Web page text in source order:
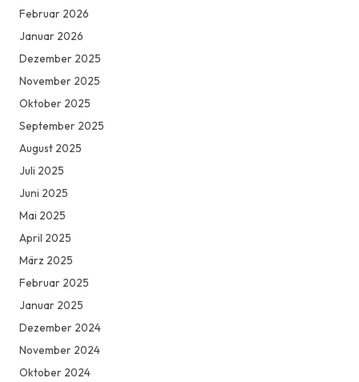
Februar 2026
Januar 2026
Dezember 2025
November 2025
Oktober 2025
September 2025
August 2025
Juli 2025
Juni 2025
Mai 2025
April 2025
März 2025
Februar 2025
Januar 2025
Dezember 2024
November 2024
Oktober 2024